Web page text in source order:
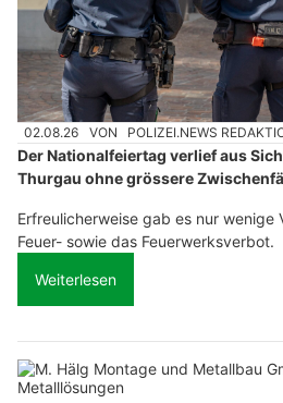
02.08.26 VON POLIZEI.NEWS
Der Nationalfeiertag verlief aus
Thurgau ohne grössere
Erfreulicherweise gab es nur wenige
Feuer- sowie das Feuerwerksverbot.
Weiterlesen